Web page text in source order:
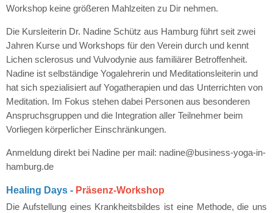
Workshop keine größeren Mahlzeiten zu Dir nehmen.
Die Kursleiterin Dr. Nadine Schütz aus Hamburg führt seit zwei
Jahren Kurse und Workshops für den Verein durch und kennt
Lichen sclerosus und Vulvodynie aus familiärer Betroffenheit.
Nadine ist selbständige Yogalehrerin und Meditationsleiterin und
hat sich spezialisiert auf Yogatherapien und das Unterrichten von
Meditation. Im Fokus stehen dabei Personen aus besonderen
Anspruchsgruppen und die Integration aller Teilnehmer beim
Vorliegen körperlicher Einschränkungen.
Anmeldung direkt bei Nadine per mail: nadine@business-yoga-in-
hamburg.de
Healing Days - Präsenz-Workshop
Die Aufstellung eines Krankheitsbildes ist eine Methode, die uns